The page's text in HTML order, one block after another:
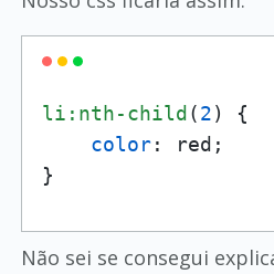
li :nth-child (2) {
color: red;
}
Não sei se consegui